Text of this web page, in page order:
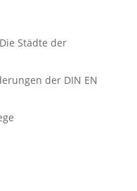
Städte der
der DIN EN